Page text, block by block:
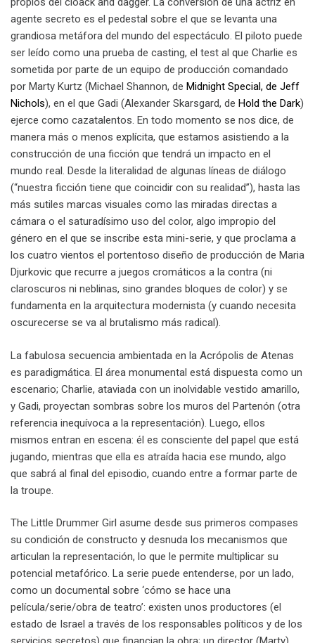
agente secreto es el pedestal sobre el que se levanta una
grandiosa metáfora del mundo del espectáculo. El piloto puede
ser leído como una prueba de casting, el test al que Charlie es
sometida por parte de un equipo de producción comandado
por Marty Kurtz (Michael Shannon, de Midnight Special, de Jeff
Nichols), en el que Gadi (Alexander Skarsgard, de Hold the Dark)
ejerce como cazatalentos. En todo momento se nos dice, de
manera más o menos explícita, que estamos asistiendo a la
construcción de una ficción que tendrá un impacto en el
mundo real. Desde la literalidad de algunas líneas de diálogo
(“nuestra ficción tiene que coincidir con su realidad”), hasta las
más sutiles marcas visuales como las miradas directas a
cámara o el saturadísimo uso del color, algo impropio del
género en el que se inscribe esta mini-serie, y que proclama a
los cuatro vientos el portentoso diseño de producción de Maria
Djurkovic que recurre a juegos cromáticos a la contra (ni
claroscuros ni neblinas, sino grandes bloques de color) y se
fundamenta en la arquitectura modernista (y cuando necesita
oscurecerse se va al brutalismo más radical).
La fabulosa secuencia ambientada en la Acrópolis de Atenas
es paradigmática. El área monumental está dispuesta como un
escenario; Charlie, ataviada con un inolvidable vestido amarillo,
y Gadi, proyectan sombras sobre los muros del Partenón (otra
referencia inequívoca a la representación). Luego, ellos
mismos entran en escena: él es consciente del papel que está
jugando, mientras que ella es atraída hacia ese mundo, algo
que sabrá al final del episodio, cuando entre a formar parte de
la troupe.
The Little Drummer Girl asume desde sus primeros compases
su condición de constructo y desnuda los mecanismos que
articulan la representación, lo que le permite multiplicar su
potencial metafórico. La serie puede entenderse, por un lado,
como un documental sobre ‘cómo se hace una
película/serie/obra de teatro’: existen unos productores (el
estado de Israel a través de los responsables políticos y de los